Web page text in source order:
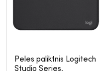
Peles paliktnis Logitech
Studio Series,